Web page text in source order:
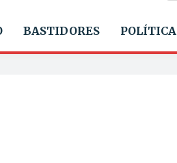
BASTIDORES POLÍTICA